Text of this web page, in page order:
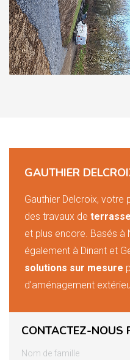
GAUTHIER
Gauthier Delcroix,
des travaux de
et plus encore. Basés à
également à Dinant et
solutions sur mesure
d'aménagement
CONTACTEZ-NOUS
Nom de famille